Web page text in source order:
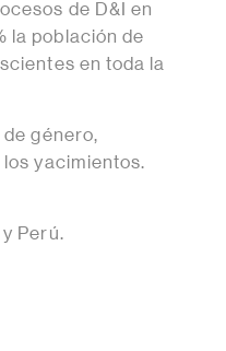
de D&I en
la población de
en toda la
género,
yacimientos.
Perú.